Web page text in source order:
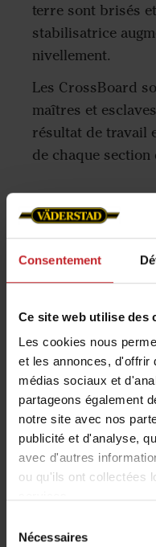
Consentement
Ce site web utilise des
Les cookies nous
et les annonces, d'offrir
médias sociaux et
partageons également
notre site avec nos
publicité et d'analyse,
avec d'autres
ou qu'ils ont collectées
Nécessaires
terre sont brisés
stabilisatrice
nivellement.
Les CrossBoard
maîtres et
résultat de travail
de chaque
En utilisant
DoubleKnife avec
travail du sol
SingleKnife
la surface du sol
tandis que les
l'avant, vous